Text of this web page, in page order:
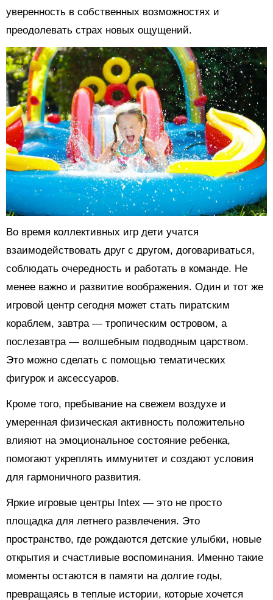
уверенность в собственных возможностях и
преодолевать страх новых ощущений.
Во время коллективных игр дети учатся
взаимодействовать друг с другом, договариваться,
соблюдать очередность и работать в команде. Не
менее важно и развитие воображения. Один и тот же
игровой центр сегодня может стать пиратским
кораблем, завтра — тропическим островом, а
послезавтра — волшебным подводным царством.
Это можно сделать с помощью тематических
фигурок и аксессуаров.
Кроме того, пребывание на свежем воздухе и
умеренная физическая активность положительно
влияют на эмоциональное состояние ребенка,
помогают укреплять иммунитет и создают условия
для гармоничного развития.
Яркие игровые центры Intex — это не просто
площадка для летнего развлечения. Это
пространство, где рождаются детские улыбки, новые
открытия и счастливые воспоминания. Именно такие
моменты остаются в памяти на долгие годы,
превращаясь в теплые истории, которые хочется